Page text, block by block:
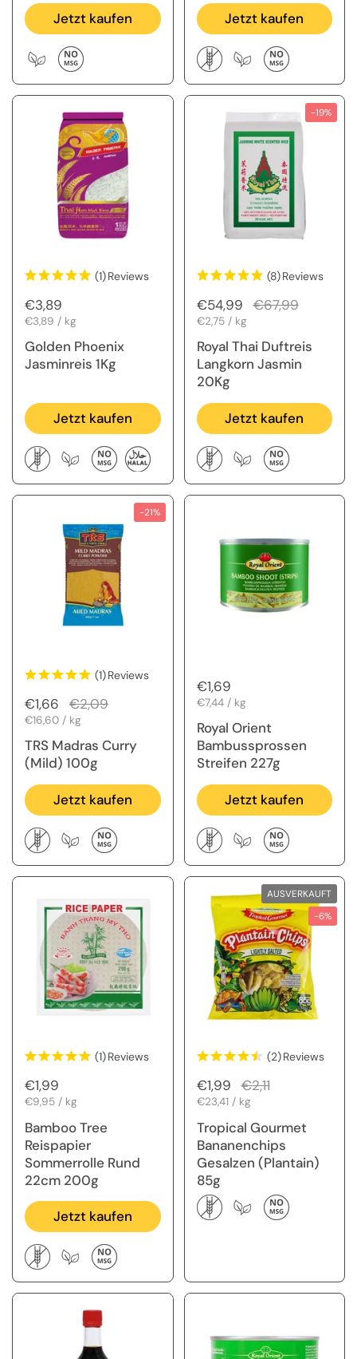
Jetzt kaufen Jetzt kaufen
(1)Reviews
Regulärer Preis
€3,89
Stückpreis
€3,89 / kg
Golden Phoenix
Jasminreis 1Kg
Jetzt kaufen
(8)Reviews
Regulärer Preis
€54,99 Sale-Preis
€67,99
Stückpreis
€2,75 / kg
Royal Thai Duftreis
Langkorn Jasmin
20Kg
Jetzt kaufen
-19%
(1)Reviews
Regulärer Preis
€1,66 Sale-Preis
€2,09
Stückpreis
€16,60 / kg
TRS Madras Curry
(Mild) 100g
Jetzt kaufen
-21%
Regulärer Preis
€1,69
Stückpreis
€7,44 / kg
Royal Orient
Bambussprossen
Streifen 227g
Jetzt kaufen
(1)Reviews
Regulärer Preis
€1,99
Stückpreis
€9,95 / kg
Bamboo Tree
Reispapier
Sommerrolle Rund
22cm 200g
Jetzt kaufen
(2)Reviews
Regulärer Preis
€1,99 Sale-Preis
€2,11
Stückpreis
€23,41 / kg
Tropical Gourmet
Bananenchips
Gesalzen (Plantain)
85g
AUSVERKAUFT
-6%